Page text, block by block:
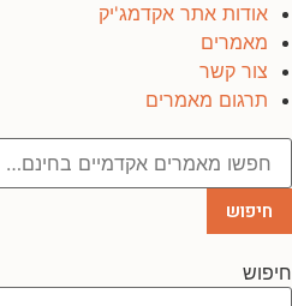
אודות אתר אקדמג'יק
מאמרים
צור קשר
תרגום מאמרים
חיפוש
חיפוש